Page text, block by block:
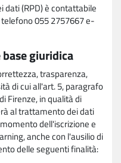
dati (RPD) è contattabile
telefono 055 2757667 e-
giuridica
trasparenza,
di cui all'art. 5, paragrafo
Firenze, in qualità di
al trattamento dei dati
dell'iscrizione e
anche con l'ausilio di
delle seguenti finalità: